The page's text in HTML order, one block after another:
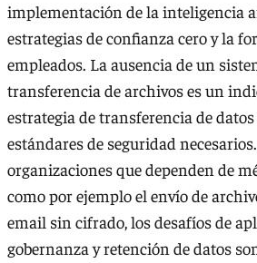
implementación de la inteligencia
estrategias de confianza cero y la
empleados. La ausencia de un
transferencia de archivos es un
estrategia de transferencia de
estándares de seguridad
organizaciones que dependen de
como por ejemplo el envío de
email sin cifrado, los desafíos de
gobernanza y retención de datos